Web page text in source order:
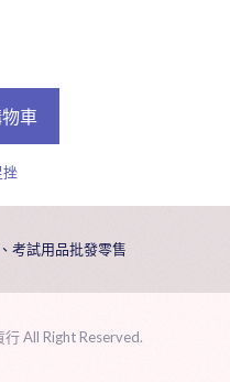
車
挫
考試用品批發零售
All Right Reserved.